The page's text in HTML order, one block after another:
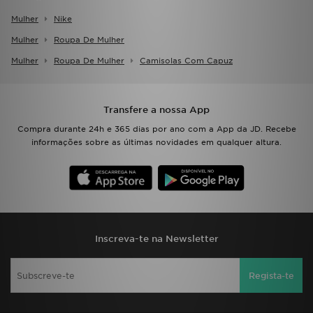
Mulher Nike
Mulher Roupa De Mulher
Mulher Roupa De Mulher Camisolas Com Capuz
Transfere a nossa App
Compra durante 24h e 365 dias por ano com a App da JD. Recebe
informações sobre as últimas novidades em qualquer altura.
Inscreva-te na Newsletter
Regista-te